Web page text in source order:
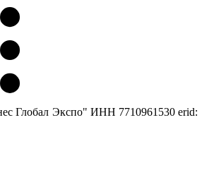
Глобал Экспо" ИНН 7710961530 erid: